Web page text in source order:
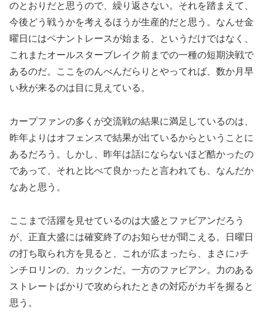
のとおりだと思うので、繰り返さない。それを踏まえて、
今後どう戦うかを考えるほうが生産的だと思う。なんせ金
曜日にはペナントレースが始まる、というだけではなく、
これまたオールスターブレイク前までの一種の短期決戦で
あるのだ。ここをのんべんだらりとやってれば、数か月早
い秋が来るのは目に見えている。
カープファンの多くが交流戦の結果に満足しているのは、
昨年よりはオフェンスで結果が出ているからということに
あるだろう。しかし、昨年は話にならないほど酷かったの
であって、それと比べて良かったと言われても、なんだか
なあと思う。
ここまで活躍を見せているのは大盛とファビアンだろう
が、正直大盛には確変終了のお知らせが聞こえる。日曜日
の打ち取られ方を見ると、これが広まったら、まさに♪チ
ンチロリンの、カックンだ。一方のファビアン。力のある
ストレートばかりで攻められたときの対応がカギを握ると
思う。